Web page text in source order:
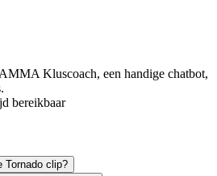
Kluscoach, een handige chatbot,
bereikbaar
Tornado clip?